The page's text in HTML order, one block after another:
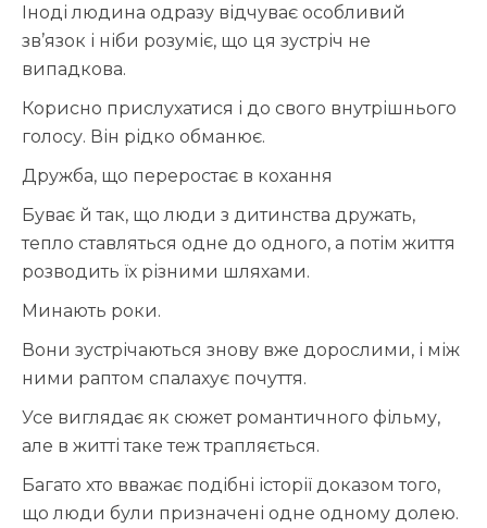
Іноді людина одразу відчуває особливий
зв’язок і ніби розуміє, що ця зустріч не
випадкова.
Корисно прислухатися і до свого внутрішнього
голосу. Він рідко обманює.
Дружба, що переростає в кохання
Буває й так, що люди з дитинства дружать,
тепло ставляться одне до одного, а потім життя
розводить їх різними шляхами.
Минають роки.
Вони зустрічаються знову вже дорослими, і між
ними раптом спалахує почуття.
Усе виглядає як сюжет романтичного фільму,
але в житті таке теж трапляється.
Багато хто вважає подібні історії доказом того,
що люди були призначені одне одному долею.